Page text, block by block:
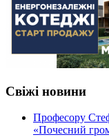
Свіжі новини
Професору
«Почесний